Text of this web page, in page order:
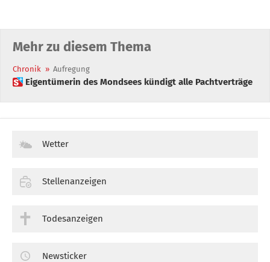
Mehr zu diesem Thema
Chronik » Aufregung
 Eigentümerin des Mondsees kündigt alle Pachtverträge
Wetter
Stellenanzeigen
Todesanzeigen
Newsticker